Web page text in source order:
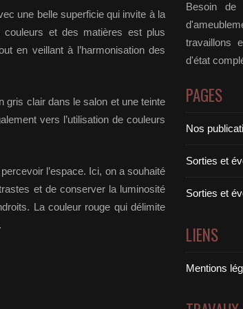
une belle superficie qui invite à la
et des matières est plus
en veillant à l’harmonisation des
gris clair dans le salon et une teinte
vers l’utilisation de couleurs
l’espace. Ici, on a souhaité
et de conserver la luminosité
La couleur rouge qui délimite
Besoin de
travaillons
d'état
PAGES
Nos
Sorties et
Sorties et
LIENS
Mentions